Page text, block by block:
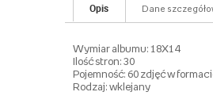
Opis Dane
Wymiar albumu: 18X14
Ilość stron: 30
Pojemność: 60 zdjęć w
Rodzaj: wklejany